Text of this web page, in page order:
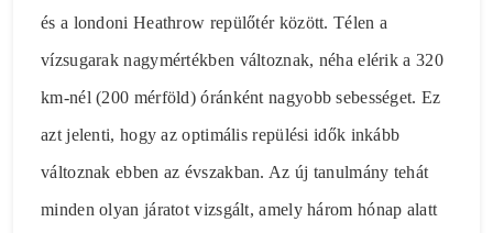
és a londoni Heathrow repülőtér között. Télen a
vízsugarak nagymértékben változnak, néha elérik a 320
km-nél (200 mérföld) óránként nagyobb sebességet. Ez
azt jelenti, hogy az optimális repülési idők inkább
változnak ebben az évszakban. Az új tanulmány tehát
minden olyan járatot vizsgált, amely három hónap alatt